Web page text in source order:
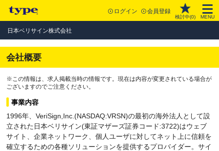
ログイン 会員登録
検討中(0) MENU
日本ベリサイン株式会社
会社概要
※この情報は、求人掲載当時の情報です。現在は内容が変更されている場合が
ございますのでご注意ください。
事業内容
1996年、VeriSign,Inc.(NASDAQ:VRSN)の最初の海外法人として設
立された日本ベリサイン(東証マザーズ証券コード:3722)はウェブ
サイト、企業ネットワーク、個人ユーザに対してネット上に信頼を
確立するための各種ソリューションを提供するプロバイダー。サイ